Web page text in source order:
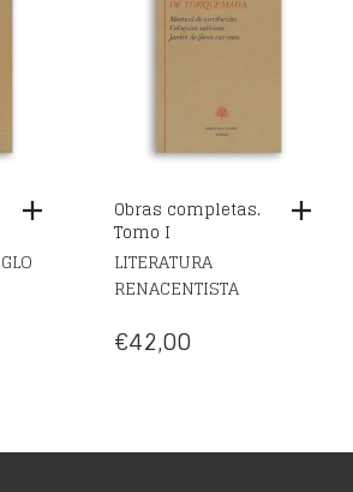
Obras completas.
Tomo I
LITERATURA
RENACENTISTA
€42,00